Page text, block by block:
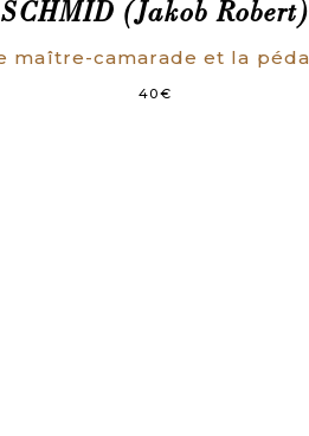
SCHMID (Jakob Robert)
40€